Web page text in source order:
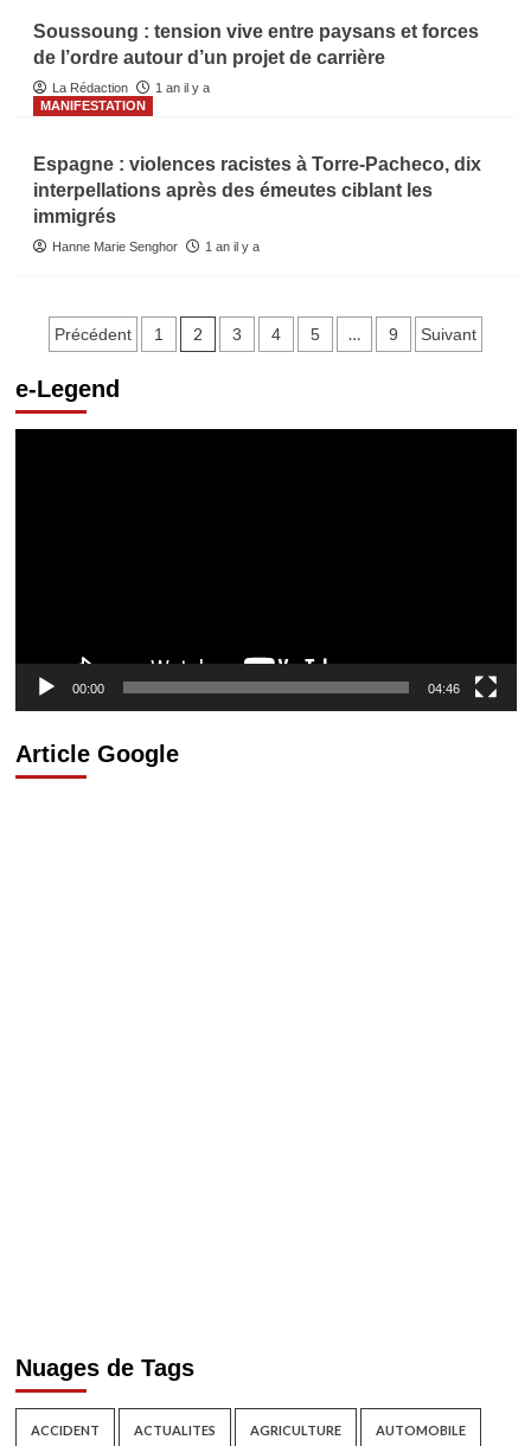
Soussoung : tension vive entre paysans et forces
de l’ordre autour d’un projet de carrière
La Rédaction
1 an il y a
MANIFESTATION
Espagne : violences racistes à Torre‑Pacheco, dix
interpellations après des émeutes ciblant les
immigrés
Hanne Marie Senghor 1 an il y a
Pagination
des
publications
Précédent 1 2 3 4 5 … 9 Suivant
e-Legend
00:00 04:46
Article Google
Nuages de Tags
ACCIDENT ACTUALITES AGRICULTURE AUTOMOBILE